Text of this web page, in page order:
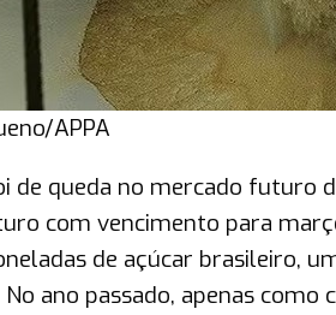
APPA
de queda no mercado futuro
com vencimento para
de açúcar brasileiro,
ano passado, apenas